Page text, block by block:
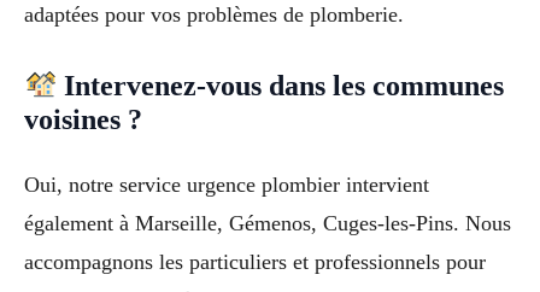
adaptées pour vos problèmes de plomberie.
Intervenez-vous dans les communes
voisines ?
Oui, notre service urgence plombier intervient
également à Marseille, Gémenos, Cuges-les-Pins. Nous
accompagnons les particuliers et professionnels pour